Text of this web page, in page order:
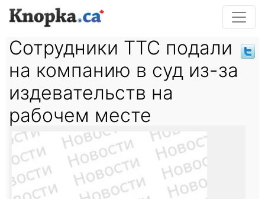
Сотрудники TTC подали
на компанию в суд из-за
издевательств на
рабочем месте